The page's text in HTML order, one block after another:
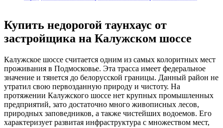
Купить недорогой таунхаус от
застройщика на Калужском шоссе
Калужское шоссе считается одним из самых колоритных мест
проживания в Подмосковье. Эта трасса имеет федеральное
значение и тянется до белорусской границы. Данный район не
утратил свою первозданную природу и чистоту. На
протяжении Калужского шоссе нет крупных промышленных
предприятий, зато достаточно много живописных лесов,
природных заповедников, а также чистейших водоемов. Его
характеризует развитая инфраструктура с множеством мест,